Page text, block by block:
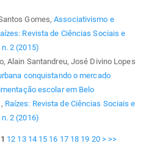
Gomes,Associativismo e
Revista de Ciências Sociais e
2 (2015)
Alain Santandreu, José Divino Lopes
conquistando o mercado
escolar em Belo
, Raízes: Revista de Ciências Sociais e
2 (2016)
12 13 14 15 16 17 18 19 20 > >>